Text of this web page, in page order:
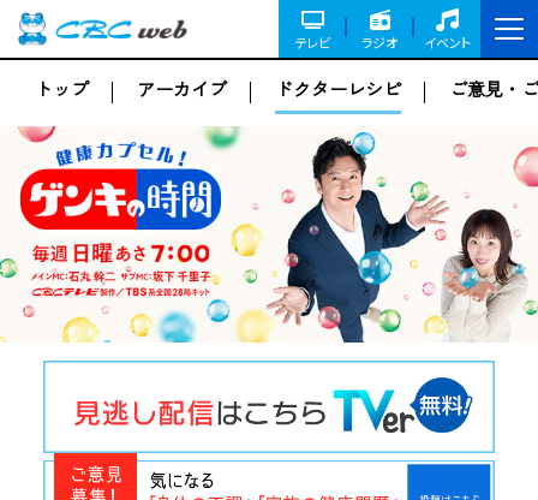
テレビ ラジオ イベント
トップ アーカイブ ドクターレシピ ご意見・